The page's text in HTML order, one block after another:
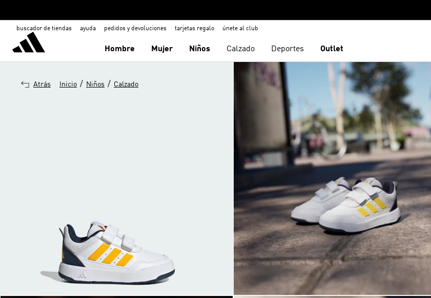
buscador de tiendas ayuda pedidos y devoluciones tarjetas regalo únete al club
Hombre Mujer Niños Calzado Deportes Outlet
Atrás Inicio / Niños / Calzado